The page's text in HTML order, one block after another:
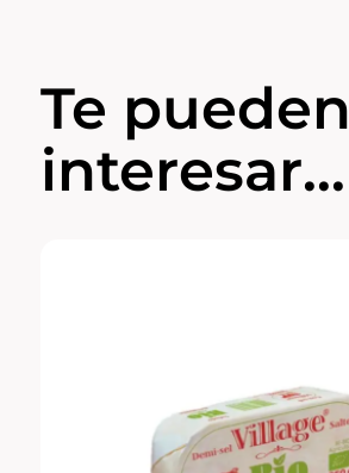
Te pueden
interesar...